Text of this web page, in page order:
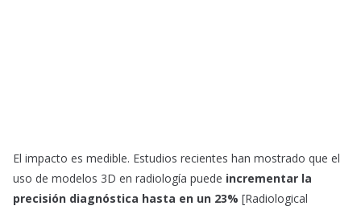
El impacto es medible. Estudios recientes han mostrado que el
uso de modelos 3D en radiología puede incrementar la
precisión diagnóstica hasta en un 23% [Radiological